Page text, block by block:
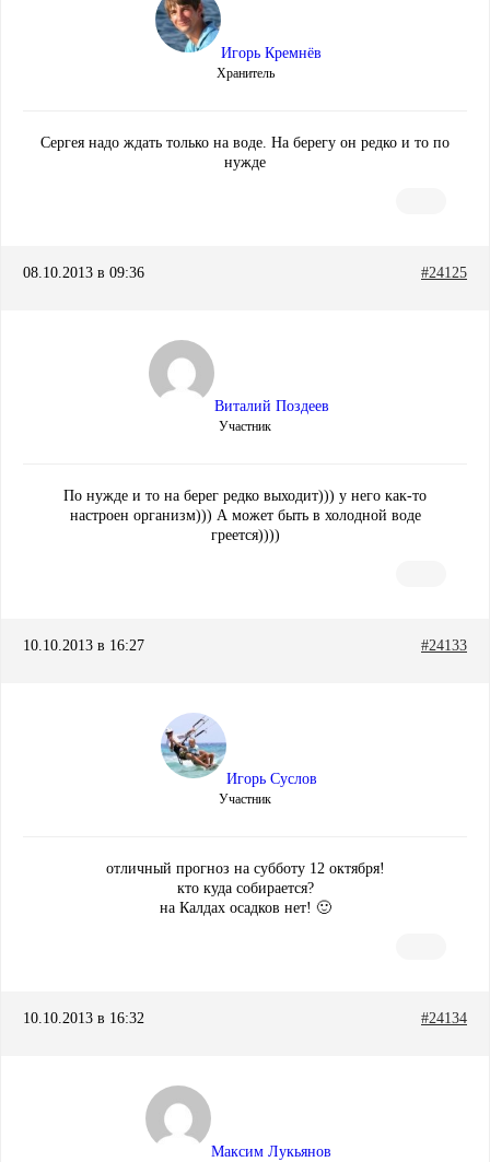
Игорь Кремнёв
Хранитель
Сергея надо ждать только на воде. На берегу он редко и то по
нужде
08.10.2013 в 09:36 #24125
Виталий Поздеев
Участник
По нужде и то на берег редко выходит))) у него как-то
настроен организм))) А может быть в холодной воде
греется))))
10.10.2013 в 16:27 #24133
Игорь Суслов
Участник
отличный прогноз на субботу 12 октября!
кто куда собирается?
на Калдах осадков нет! 🙂
10.10.2013 в 16:32 #24134
Максим Лукьянов